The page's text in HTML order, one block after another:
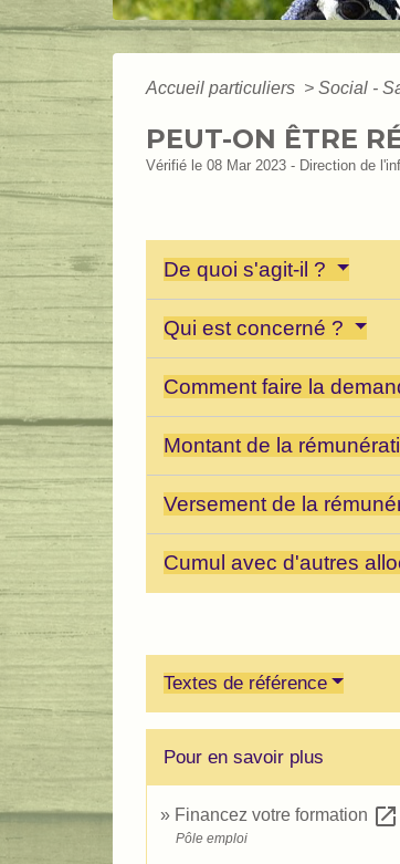
Accueil particuliers > Social -
PEUT-ON ÊTRE
Vérifié le 08 Mar 2023 - Direction de
De quoi s'agit-il ?
Qui est concerné ?
Comment faire la
Montant de la
Versement de la
Cumul avec d'autres
Textes de référence
Pour en savoir plus
Financez votre formation open_in_new
Pôle emploi